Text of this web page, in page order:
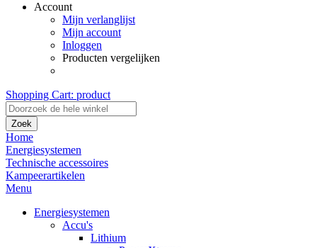
Account
Mijn verlanglijst
Mijn account
Inloggen
Producten vergelijken
Shopping Cart: product
Zoek
Home
Energiesystemen
Technische accessoires
Kampeerartikelen
Menu
Energiesystemen
Accu's
Lithium